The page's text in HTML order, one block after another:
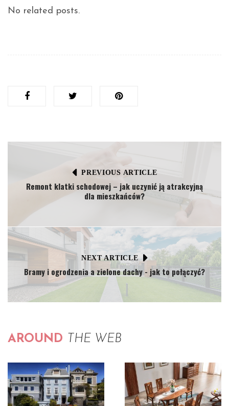
No related posts.
PREVIOUS ARTICLE
Remont klatki schodowej – jak uczynić ją atrakcyjną
dla mieszkańców?
NEXT ARTICLE
Bramy i ogrodzenia a zielone dachy - jak to połączyć?
AROUND THE WEB